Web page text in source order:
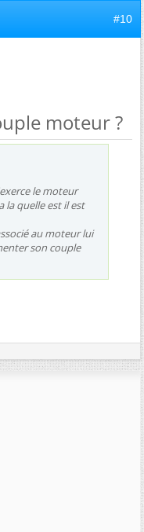
#10
moteur ?
le moteur
la quelle est il est
au moteur lui
son couple